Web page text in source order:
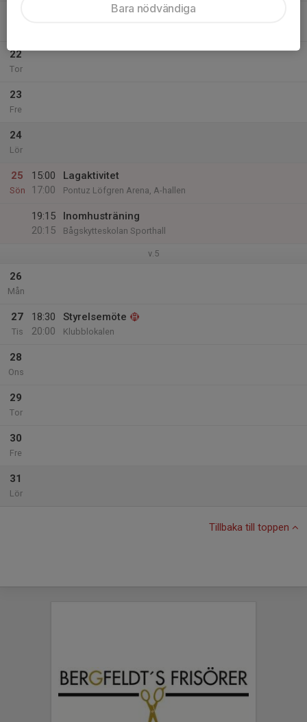
22
Tor
23
Fre
24
Lör
25
Sön
15:00
17:00
Lagaktivitet
Pontuz Löfgren Arena, A-hallen
19:15
20:15
Inomhusträning
Bågskytteskolan Sporthall
v.5
26
Mån
27
Tis
18:30
20:00
Styrelsemöte
Klubblokalen
28
Ons
29
Tor
30
Fre
31
Lör
Tillbaka till toppen
Bara nödvändiga